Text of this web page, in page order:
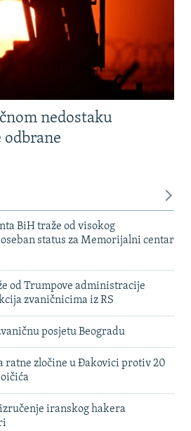
nedostaku
BiH traže od visokog
status za Memorijalni centar
od Trumpove administracije
zvaničnicima iz RS
posjetu Beogradu
ratne zločine u Đakovici protiv 20
iranskog hakera